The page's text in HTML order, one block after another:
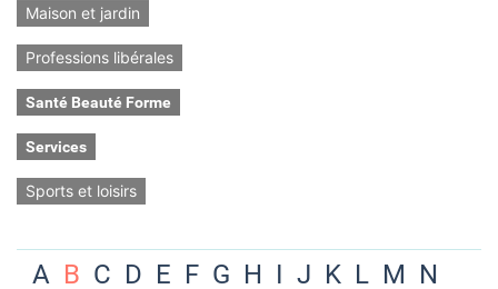
Maison et jardin
Professions libérales
Santé Beauté Forme
Services
Sports et loisirs
A B C D E F G H I J K L M N